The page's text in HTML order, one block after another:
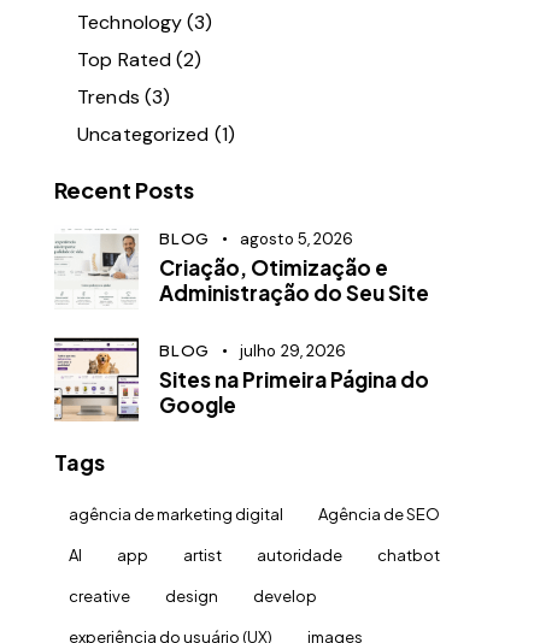
Technology(3)
Top Rated(2)
Trends (3)
Uncategorized (1)
Recent Posts
BLOG agosto 5, 2026
Criação, Otimização e
Administração do Seu Site
BLOG julho 29, 2026
Sites na Primeira Página do
Google
Tags
agência de marketing digital Agência de SEO
AI app artist autoridade chatbot
creative design develop
experiência do usuário (UX) images